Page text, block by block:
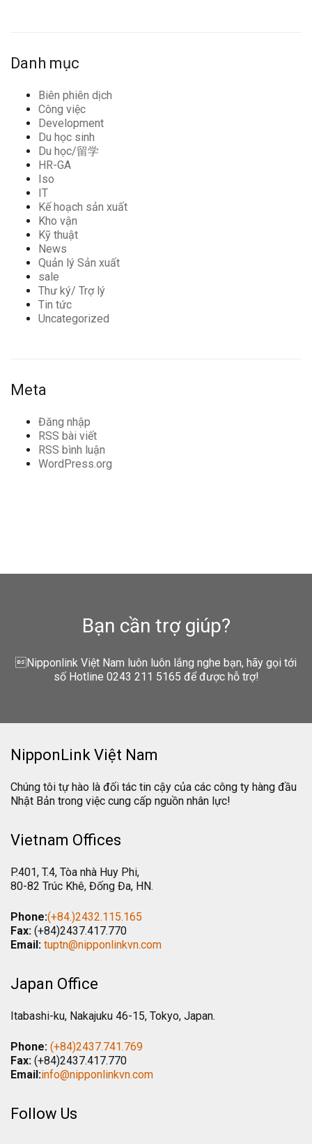
Danh mục
Biên phiên dịch
Công việc
Development
Du học sinh
Du học/留学
HR-GA
Iso
IT
Kế hoạch sản xuất
Kho vận
Kỹ thuật
News
Quản lý Sản xuất
sale
Thư ký/ Trợ lý
Tin tức
Uncategorized
Meta
Đăng nhập
RSS bài viết
RSS bình luận
WordPress.org
Bạn cần trợ giúp?
Nipponlink Việt Nam luôn luôn lắng nghe bạn, hãy gọi tới
số Hotline 0243 211 5165 để được hỗ trợ!
NipponLink Việt Nam
Chúng tôi tự hào là đối tác tin cậy của các công ty hàng đầu
Nhật Bản trong việc cung cấp nguồn nhân lực!
Vietnam Offices
P.401, T.4, Tòa nhà Huy Phi,
80-82 Trúc Khê, Đống Đa, HN.
Phone:(+84.)2432.115.165
Fax: (+84)2437.417.770
Email: tuptn@nipponlinkvn.com
Japan Office
Itabashi-ku, Nakajuku 46-15, Tokyo, Japan.
Phone: (+84)2437.741.769
Fax: (+84)2437.417.770
Email:info@nipponlinkvn.com
Follow Us